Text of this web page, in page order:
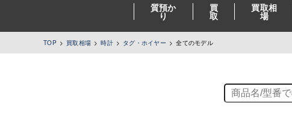
質預か
り
買
取
買取相
場
TOP 買取相場 時計 タグ・ホイヤー 全てのモデル